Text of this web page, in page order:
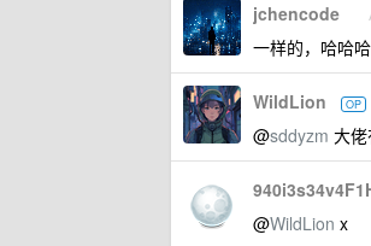
jchencode
一样的，哈哈
WildLion OP
@sddyzm 大佬
@WildLion x